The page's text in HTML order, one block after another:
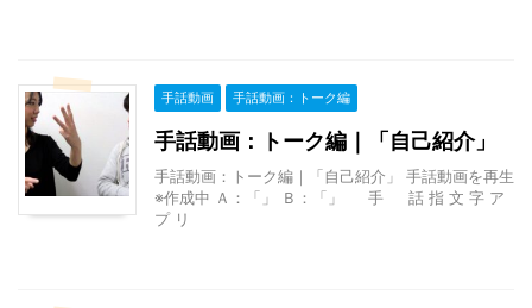
手話動画 手話動画：トーク編
手話動画：トーク編｜「自己紹介」
手話動画：トーク編｜「自己紹介」 手話動画を再生
※作成中 Ａ：「」 Ｂ：「」 手 話 指 文 字 ア
プ リ